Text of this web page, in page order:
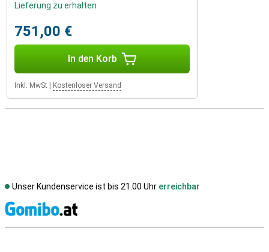
Lieferung zu erhalten
751,00 €
In den Korb
Inkl. MwSt Kostenloser Versand
Unser Kundenservice ist bis 21.00 Uhr erreichbar